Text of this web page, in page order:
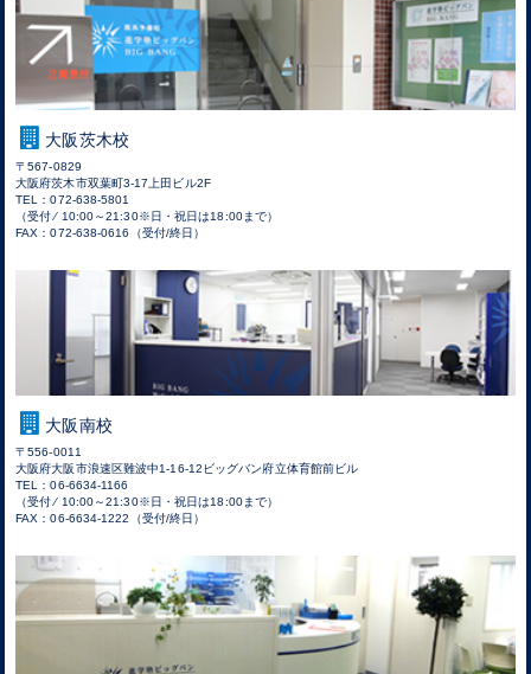
大阪茨木校
〒567-0829
大阪府茨木市双葉町3-17上田ビル2F
TEL：072-638-5801
（受付 ⁄ 10:00～21:30※日・祝日は18:00まで）
FAX：072-638-0616（受付/終日）
大阪南校
〒556-0011
大阪府大阪市浪速区難波中1-16-12ビッグバン府立体育館前ビル
TEL：06-6634-1166
（受付 ⁄ 10:00～21:30※日・祝日は18:00まで）
FAX：06-6634-1222（受付/終日）